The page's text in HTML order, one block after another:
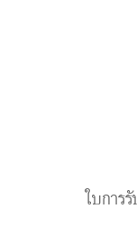
ใบการ